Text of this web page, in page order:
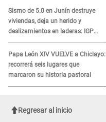
Sismo de 5.0 en Junín destruye
viviendas, deja un herido y
deslizamientos en laderas: IGP
alerta sobre posibles réplicas
Papa León XIV VUELVE a Chiclayo:
recorrerá seis lugares que
marcaron su historia pastoral
Regresar al inicio